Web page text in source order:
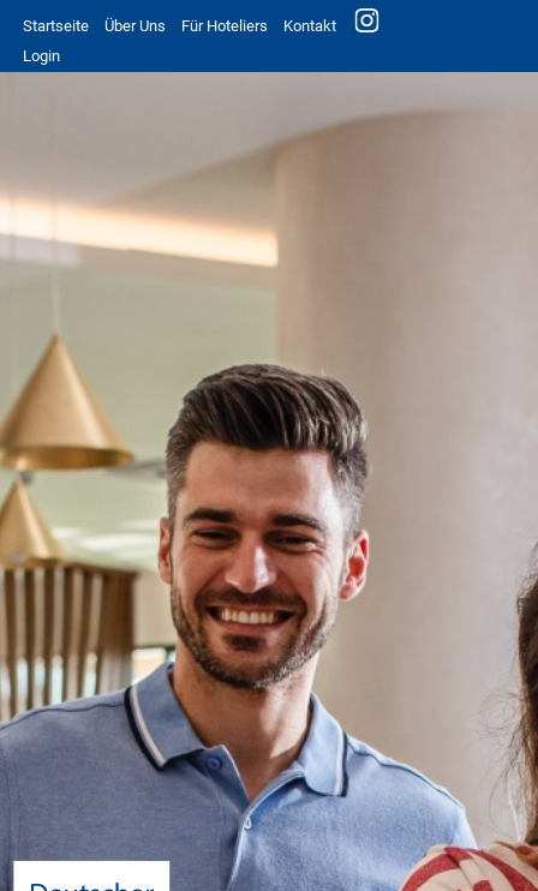
Startseite Über Uns Für Hoteliers
Kontakt
Login